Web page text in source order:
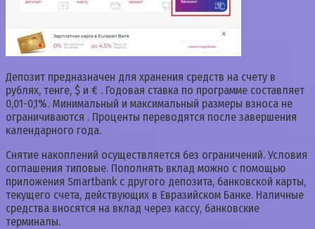
Депозит предназначен для хранения средств на счету в
рублях, тенге, $ и € . Годовая ставка по программе составляет
0,01-0,1%. Минимальный и максимальный размеры взноса не
ограничиваются . Проценты переводятся после завершения
календарного года.
Снятие накоплений осуществляется без ограничений. Условия
соглашения типовые. Пополнять вклад можно с помощью
приложения Smartbank с другого депозита, банковской карты,
текущего счета, действующих в Евразийском Банке. Наличные
средства вносятся на вклад через кассу, банковские
терминалы.